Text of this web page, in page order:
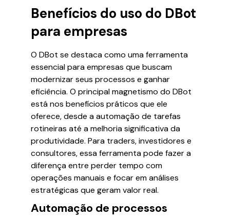
Benefícios do uso do DBot
para empresas
O DBot se destaca como uma ferramenta
essencial para empresas que buscam
modernizar seus processos e ganhar
eficiência. O principal magnetismo do DBot
está nos benefícios práticos que ele
oferece, desde a automação de tarefas
rotineiras até a melhoria significativa da
produtividade. Para traders, investidores e
consultores, essa ferramenta pode fazer a
diferença entre perder tempo com
operações manuais e focar em análises
estratégicas que geram valor real.
Automação de processos